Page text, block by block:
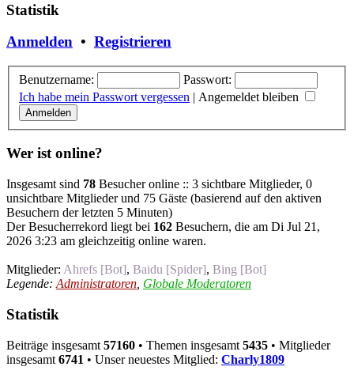
Statistik
Anmelden • Registrieren
Benutzername:
Passwort:
Ich habe mein Passwort vergessen | Angemeldet bleiben
Wer ist online?
Insgesamt sind 78 Besucher online :: 3 sichtbare Mitglieder, 0
unsichtbare Mitglieder und 75 Gäste (basierend auf den aktiven
Besuchern der letzten 5 Minuten)
Der Besucherrekord liegt bei 162 Besuchern, die am Di Jul 21,
2026 3:23 am gleichzeitig online waren.
Mitglieder: Ahrefs [Bot], Baidu [Spider], Bing [Bot]
Legende: Administratoren Globale Moderatoren
Statistik
Beiträge insgesamt 57160 • Themen insgesamt 5435 • Mitglieder
insgesamt 6741 • Unser neuestes Mitglied: Charly1809